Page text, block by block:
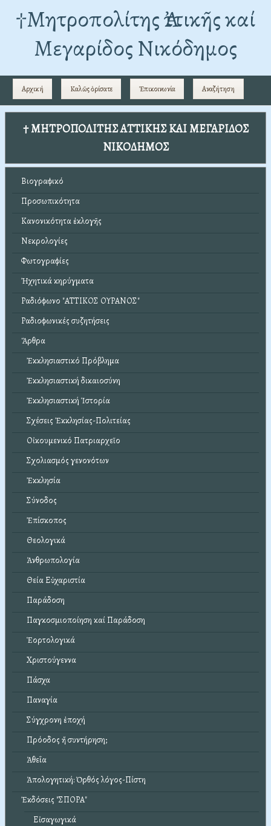
†Mητροπολίτης Ἀττικῆς καί
Μεγαρίδος Νικόδημος
Αρχική Καλῶς ὁρίσατε Ἐπικοινωνία Αναζήτηση
† ΜΗΤΡΟΠΟΛΙΤΗΣ ΑΤΤΙΚΗΣ ΚΑΙ ΜΕΓΑΡΙΔΟΣ
ΝΙΚΟΔΗΜΟΣ
Βιογραφικό
Προσωπικότητα
Κανονικότητα ἐκλογῆς
Νεκρολογίες
Φωτογραφίες
Ἠχητικά κηρύγματα
Ραδιόφωνο "ΑΤΤΙΚΟΣ ΟΥΡΑΝΟΣ"
Ραδιοφωνικές συζητήσεις
Ἄρθρα
Ἐκκλησιαστικό Πρόβλημα
Ἐκκλησιαστική δικαιοσύνη
Ἐκκλησιαστική Ἱστορία
Σχέσεις Ἐκκλησίας-Πολιτείας
Οἰκουμενικό Πατριαρχεῖο
Σχολιασμός γενονότων
Ἐκκλησία
Σύνοδος
Ἐπίσκοπος
Θεολογικά
Ἀνθρωπολογία
Θεία Εὐχαριστία
Παράδοση
Παγκοσμιοποίηση καί Παράδοση
Ἑορτολογικά
Χριστούγεννα
Πάσχα
Παναγία
Σύγχρονη ἐποχή
Πρόοδος ἤ συντήρηση;
Ἀθεΐα
Ἀπολογητική: Ὀρθός λόγος-Πίστη
Ἐκδόσεις "ΣΠΟΡΑ"
Εἰσαγωγικά